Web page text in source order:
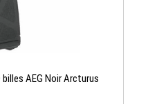
AEG Noir Arcturus